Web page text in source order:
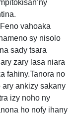
vahoaka
sy nisolo
sady tsara
zary lasa niara
fahiny.Tanora no
ary ankizy sakany
izy noho ny
ho nofy ihany